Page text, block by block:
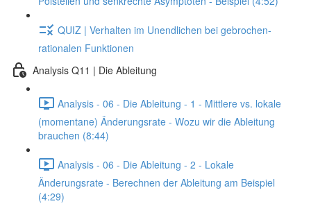
QUIZ | Verhalten im Unendlichen bei gebrochen-
rationalen Funktionen
Analysis Q11 | Die Ableitung
Analysis - 06 - Die Ableitung - 1 - Mittlere vs. lokale
(momentane) Änderungsrate - Wozu wir die Ableitung
brauchen (8:44)
Analysis - 06 - Die Ableitung - 2 - Lokale
Änderungsrate - Berechnen der Ableitung am Beispiel
(4:29)